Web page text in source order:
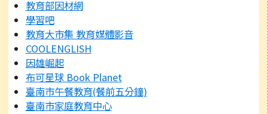
教育部因材網
學習吧
教育大市集 教育媒體影音
COOLENGLISH
因雄崛起
布可星球 Book Planet
臺南市午餐教育(餐前五分鐘)
臺南市家庭教育中心